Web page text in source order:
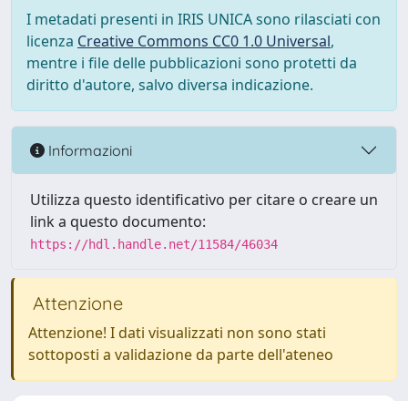
I metadati presenti in IRIS UNICA sono rilasciati con
licenza Creative Commons CC0 1.0 Universal,
mentre i file delle pubblicazioni sono protetti da
diritto d'autore, salvo diversa indicazione.
Informazioni
Utilizza questo identificativo per citare o creare un
link a questo documento:
https://hdl.handle.net/11584/46034
Attenzione
Attenzione! I dati visualizzati non sono stati
sottoposti a validazione da parte dell'ateneo